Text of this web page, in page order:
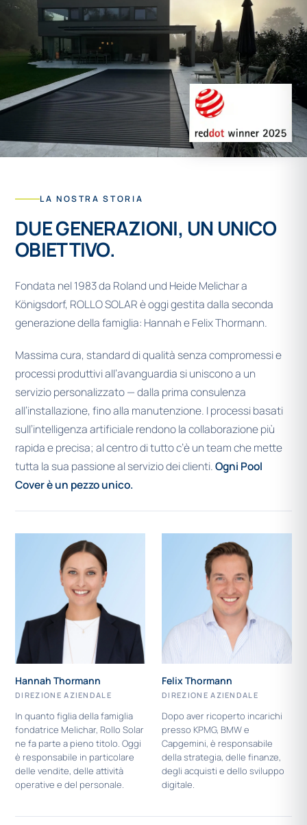
LA NOSTRA STORIA
DUE GENERAZIONI, UN UNICO
OBIETTIVO.
Fondata nel 1983 da Roland und Heide Melichar a
Königsdorf, ROLLO SOLAR è oggi gestita dalla seconda
generazione della famiglia: Hannah e Felix Thormann.
Massima cura, standard di qualità senza compromessi e
processi produttivi all’avanguardia si uniscono a un
servizio personalizzato — dalla prima consulenza
all’installazione, fino alla manutenzione. I processi basati
sull’intelligenza artificiale rendono la collaborazione più
rapida e precisa; al centro di tutto c’è un team che mette
tutta la sua passione al servizio dei clienti.Ogni Pool
Cover è un pezzo unico.
Hannah Thormann
DIREZIONE AZIENDALE
In quanto figlia della famiglia
fondatrice Melichar, Rollo Solar
ne fa parte a pieno titolo. Oggi
è responsabile in particolare
delle vendite, delle attività
operative e del personale.
Felix Thormann
DIREZIONE AZIENDALE
Dopo aver ricoperto incarichi
presso KPMG, BMW e
Capgemini, è responsabile
della strategia, delle finanze,
degli acquisti e dello sviluppo
digitale.